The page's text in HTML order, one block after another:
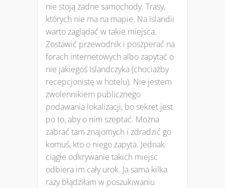
nie stoją żadne samochody. Trasy,
których nie ma na mapie. Na Islandii
warto zaglądać w takie miejsca.
Zostawić przewodnik i poszperać na
forach internetowych albo zapytać o
nie jakiegoś Islandczyka (chociażby
recepcjonistę w hotelu). Nie jestem
zwolennikiem publicznego
podawania lokalizacji, bo sekret jest
po to, aby o nim szeptać. Można
zabrać tam znajomych i zdradzić go
komuś, kto o niego zapyta. Jednak
ciągłe odkrywanie takich miejsc
odbiera im cały urok. Ja sama kilka
razy błądziłam w poszukiwaniu